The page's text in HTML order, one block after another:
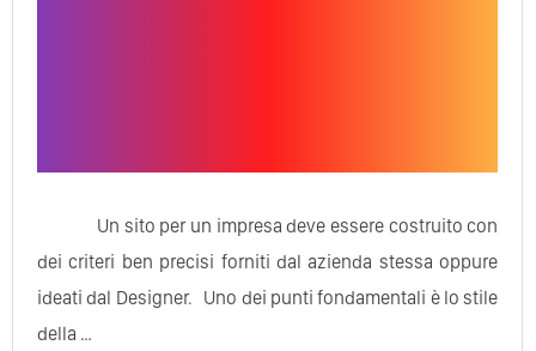
Un sito per un impresa deve essere costruito con
dei criteri ben precisi forniti dal azienda stessa oppure
ideati dal Designer. Uno dei punti fondamentali è lo stile
della …